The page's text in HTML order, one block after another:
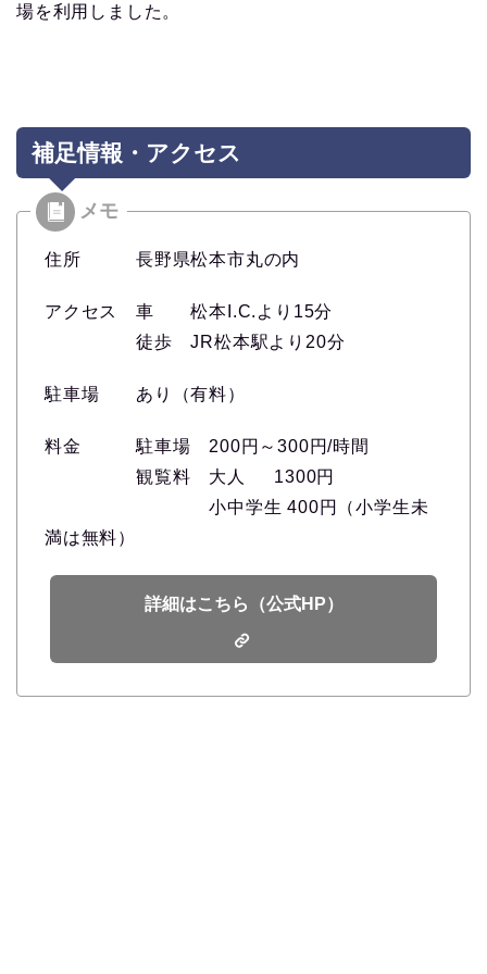
場を利用しました。
補足情報・アクセス
住所 長野県松本市丸の内
アクセス 車 松本I.C.より15分
徒歩 JR松本駅より20分
駐車場 あり（有料）
料金 駐車場 200円～300円/時間
観覧料 大人 1300円
小中学生 400円（小学生未
満は無料）
詳細はこちら（公式HP）